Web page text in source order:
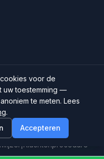
|Klachtenprocedure
voor de
uw toestemming —
te meten. Lees
.
Accepteren